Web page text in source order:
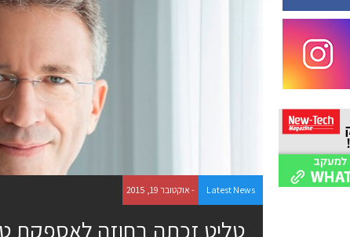
Latest News - אוקטובר 19, 2015
טליט זכתה בחוזה לאספקת